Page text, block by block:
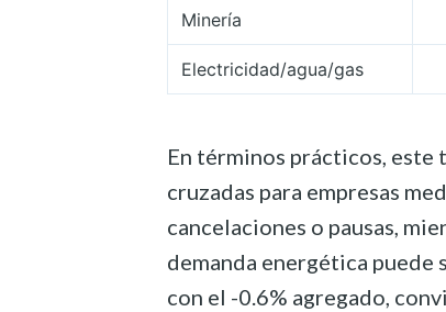
Minería
Electricidad/agua/gas
En términos prácticos, este
cruzadas para empresas
cancelaciones o pausas,
demanda energética puede
con el -0.6% agregado,